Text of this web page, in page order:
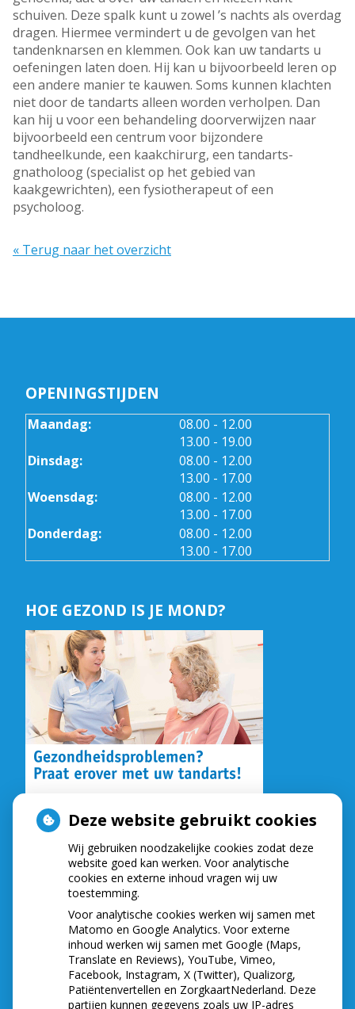
schuiven. Deze spalk kunt u zowel ’s nachts als overdag
dragen. Hiermee vermindert u de gevolgen van het
tandenknarsen en klemmen. Ook kan uw tandarts u
oefeningen laten doen. Hij kan u bijvoorbeeld leren op
een andere manier te kauwen. Soms kunnen klachten
niet door de tandarts alleen worden verholpen. Dan
kan hij u voor een behandeling doorverwijzen naar
bijvoorbeeld een centrum voor bijzondere
tandheelkunde, een kaakchirurg, een tandarts-
gnatholoog (specialist op het gebied van
kaakgewrichten), een fysiotherapeut of een
psycholoog.
« Terug naar het overzicht
OPENINGSTIJDEN
Maandag: 08.00 tot
- 12.00
13.00 tot
- 19.00
Dinsdag:
08.00 tot
- 12.00
13.00 tot
- 17.00
Woensdag:
08.00 tot
- 12.00
13.00 tot
- 17.00
Donderdag:
08.00 tot
- 12.00
13.00 tot
- 17.00
HOE GEZOND IS JE MOND?
NIEUWS
Let op: valse Infomedics-mails over
openstaande rekening
Tanden bleken? Laat het veilig doen!
Gezond tandvlees: de basis voor een gezonde
mond
Naar de tandarts in het buitenland? Wees op je
hoede!
Deze website gebruikt cookies
Wij gebruiken noodzakelijke cookies zodat deze
website goed kan werken. Voor analytische
cookies en externe inhoud vragen wij uw
toestemming.
Voor analytische cookies werken wij samen met
Matomo en Google Analytics. Voor externe
inhoud werken wij samen met Google (Maps,
Translate en Reviews), YouTube, Vimeo,
Facebook, Instagram, X (Twitter), Qualizorg,
Patiëntenvertellen en ZorgkaartNederland. Deze
partijen kunnen gegevens zoals uw IP-adres